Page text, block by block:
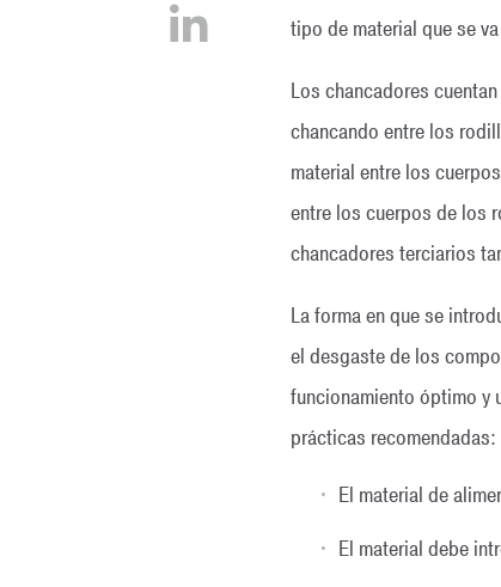
tipo de material que se
Los chancadores
chancando entre los
material entre los
entre los cuerpos de los
chancadores terciarios
La forma en que se
el desgaste de los
funcionamiento óptimo y
prácticas recomendadas:
El material de
El material debe